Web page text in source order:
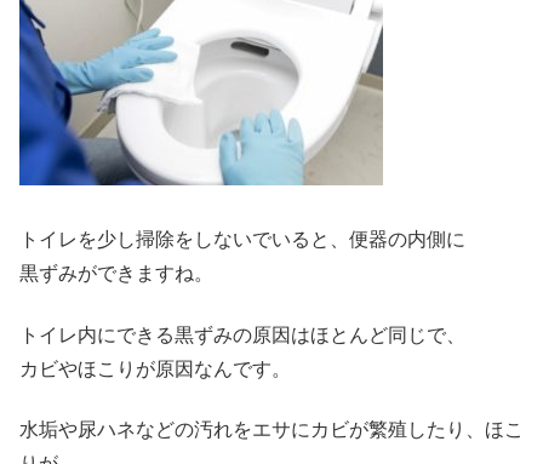
トイレを少し掃除をしないでいると、便器の内側に
黒ずみができますね。
トイレ内にできる黒ずみの原因はほとんど同じで、
カビやほこりが原因なんです。
水垢や尿ハネなどの汚れをエサにカビが繁殖したり、ほこ